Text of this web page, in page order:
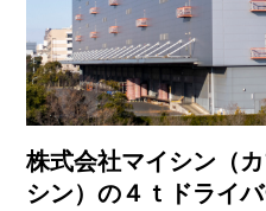
株式会社マイシン（
シン）の４ｔドライ